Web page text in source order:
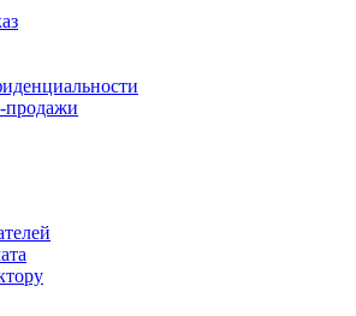
продажи